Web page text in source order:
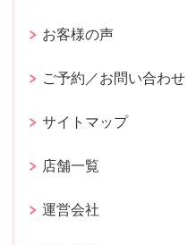
お客様の声
ご予約／お問い合わせ
サイトマップ
店舗一覧
運営会社